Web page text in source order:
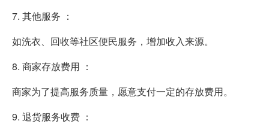
7. 其他服务 ：
如洗衣、回收等社区便民服务，增加收入来源。
8. 商家存放费用 ：
商家为了提高服务质量，愿意支付一定的存放费用。
9. 退货服务收费 ：